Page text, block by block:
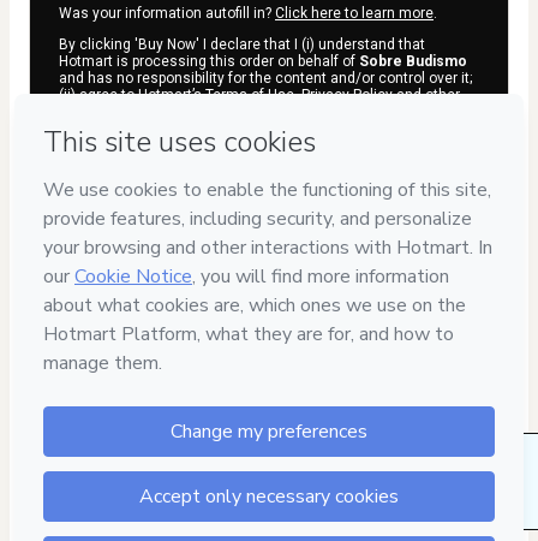
Was your information autofill in? Click here to learn more.
By clicking 'Buy Now' I declare that I (i) understand that
Hotmart is processing this order on behalf of Sobre Budismo
and has no responsibility for the content and/or control over it;
(ii) agree to Hotmart’sTerms of Use,Privacy Policyandother
accompanied by a legal guardian.
Hotmart ©2026- All rights reserved
2026-08-06T03:40:11.719Z
DIAS
7